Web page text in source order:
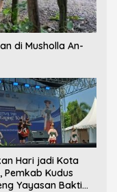
di Musholla An-
Hari jadi Kota
Pemkab Kudus
Yayasan Bakti